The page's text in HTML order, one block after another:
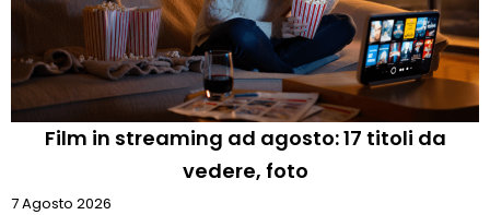
Film in streaming ad agosto: 17 titoli da
vedere, foto
7 Agosto 2026